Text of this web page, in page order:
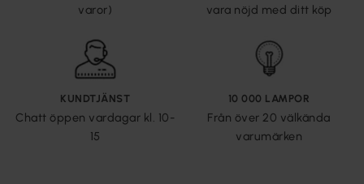
varor)
vara nöjd med ditt köp
KUNDTJÄNST
Chatt öppen vardagar kl. 10-
15
10 000 LAMPOR
Från över 20 välkända
varumärken